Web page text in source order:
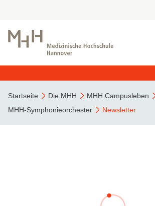
Startseite Die MHH
MHH Campusleben
MHH-Symphonieorchester
Newsletter